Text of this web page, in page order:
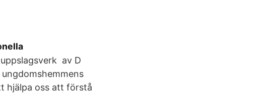
av D
hjälpa oss att förstå